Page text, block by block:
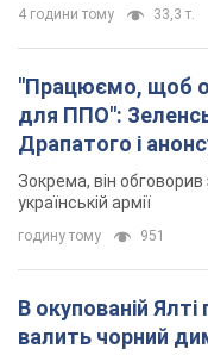
4 години тому 33,3 т.
"Працюємо, щоб
для ППО":
Драпатого і
Зокрема, він
українській армії
годину тому 951
В окупованій
валить чорний